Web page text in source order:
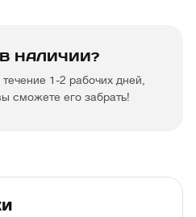
НАЛИЧИИ?
1-2 рабочих дней,
сможете его забрать!